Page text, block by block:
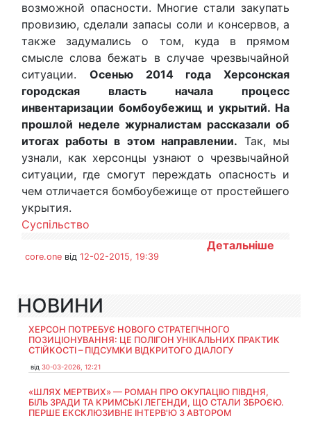
возможной опасности. Многие стали закупать
провизию, сделали запасы соли и консервов, а
также задумались о том, куда в прямом
смысле слова бежать в случае чрезвычайной
ситуации. Осенью 2014 года Херсонская
городская власть начала процесс
инвентаризации бомбоубежищ и укрытий. На
прошлой неделе журналистам рассказали об
итогах работы в этом направлении. Так, мы
узнали, как херсонцы узнают о чрезвычайной
ситуации, где смогут переждать опасность и
чем отличается бомбоубежище от простейшего
укрытия.
Суспільство
Детальніше
core.one від 12-02-2015, 19:39
НОВИНИ
ХЕРСОН ПОТРЕБУЄ НОВОГО СТРАТЕГІЧНОГО
ПОЗИЦІОНУВАННЯ: ЦЕ ПОЛІГОН УНІКАЛЬНИХ ПРАКТИК
СТІЙКОСТІ – ПІДСУМКИ ВІДКРИТОГО ДІАЛОГУ
від 30-03-2026, 12:21
«ШЛЯХ МЕРТВИХ» — РОМАН ПРО ОКУПАЦІЮ ПІВДНЯ,
БІЛЬ ЗРАДИ ТА КРИМСЬКІ ЛЕГЕНДИ, ЩО СТАЛИ ЗБРОЄЮ.
ПЕРШЕ ЕКСКЛЮЗИВНЕ ІНТЕРВ'Ю З АВТОРОМ